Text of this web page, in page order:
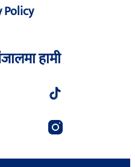
Policy
हामी